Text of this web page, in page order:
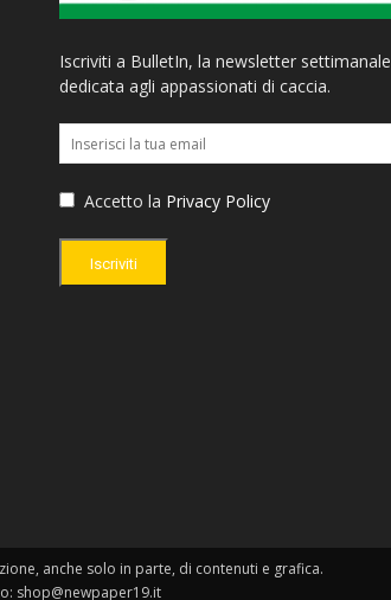
Iscriviti a BulletIn, la newsletter settimanale
dedicata agli appassionati di caccia.
Accetto la Privacy Policy
Iscriviti
anche solo in parte, di contenuti e grafica.
shop@newpaper19.it